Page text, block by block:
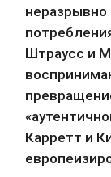
неразрывно
Штраусс и
Карретт и